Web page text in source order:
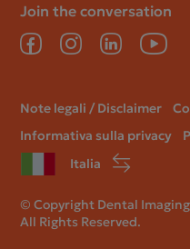
Join the conversation
FacebookInstagramLinkedInYouTube
Legal
Note legali / Disclaimer
Informativa sulla privacy
Italia
© Copyright Dental
All Rights Reserved.